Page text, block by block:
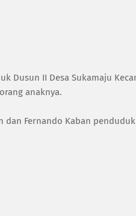
Dusun II Desa Sukamaju
anaknya.
Fernando Kaban penduduk